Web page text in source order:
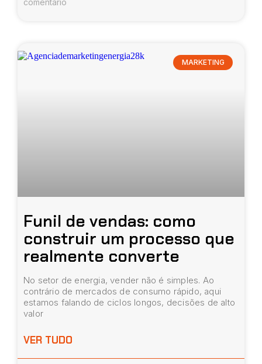
MARKETING
Funil de vendas: como
construir um processo que
realmente converte
No setor de energia, vender não é simples. Ao
contrário de mercados de consumo rápido, aqui
estamos falando de ciclos longos, decisões de alto
valor
VER TUDO